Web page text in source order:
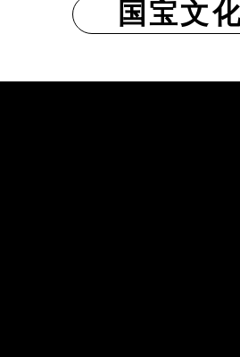
国宝文